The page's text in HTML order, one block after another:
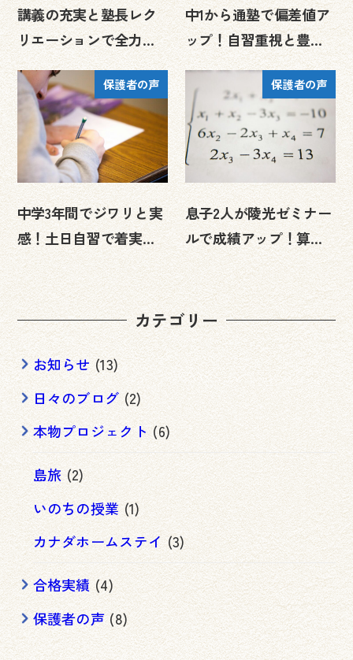
講義の充実と塾長レク
リエーションで全力サ
ポート！かけがえのな
い出会い｜陵光ゼミ
ナ…
中1から通塾で偏差値ア
ップ！自習重視と豊富
なイベントで志望校合
格を実現
保護者の声
中学3年間でジワリと実
感！土日自習で着実に
成績アップ、第一志望
校合格を実現｜陵光…
保護者の声
息子2人が陵光ゼミナー
ルで成績アップ！算数
苦手が中学でトップレ
ベルに
カテゴリー
お知らせ(13)
日々のブログ(2)
本物プロジェクト(6)
島旅(2)
いのちの授業(1)
カナダホームステイ(3)
合格実績(4)
保護者の声(8)